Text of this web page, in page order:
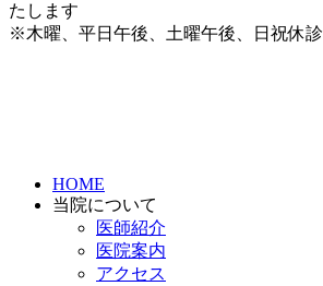
たします
※木曜、平日午後、土曜午後、日祝休診
HOME
当院について
医師紹介
医院案内
アクセス